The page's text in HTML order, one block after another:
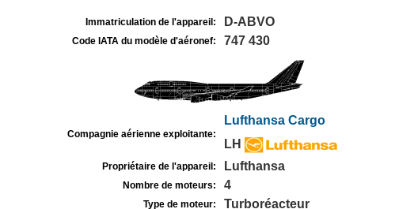
Immatriculation de l'appareil: D-ABVO
Code IATA du modèle d'aéronef: 747 430
Compagnie aérienne exploitante:
Lufthansa Cargo
LH
Propriétaire de l'appareil: Lufthansa
Nombre de moteurs: 4
Type de moteur: Turboréacteur